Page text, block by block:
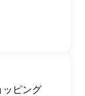
ッピング